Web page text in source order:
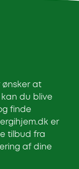
ønsker at
kan du blive
finde
er
tilbud fra
af dine